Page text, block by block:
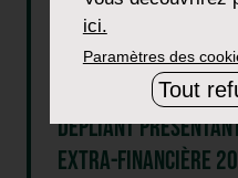
DÉPLIANT
EXTRA-FINANCIÈRE
ici.
Paramètres des
Tout